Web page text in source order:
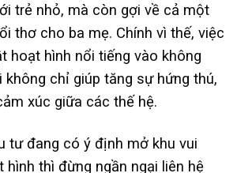
trẻ nhỏ, mà còn gợi về cả một
thơ cho ba mẹ. Chính vì thế, việc
hoạt hình nổi tiếng vào không
không chỉ giúp tăng sự hứng thú,
xúc giữa các thế hệ.
tư đang có ý định mở khu vui
hình thì đừng ngần ngại liên hệ